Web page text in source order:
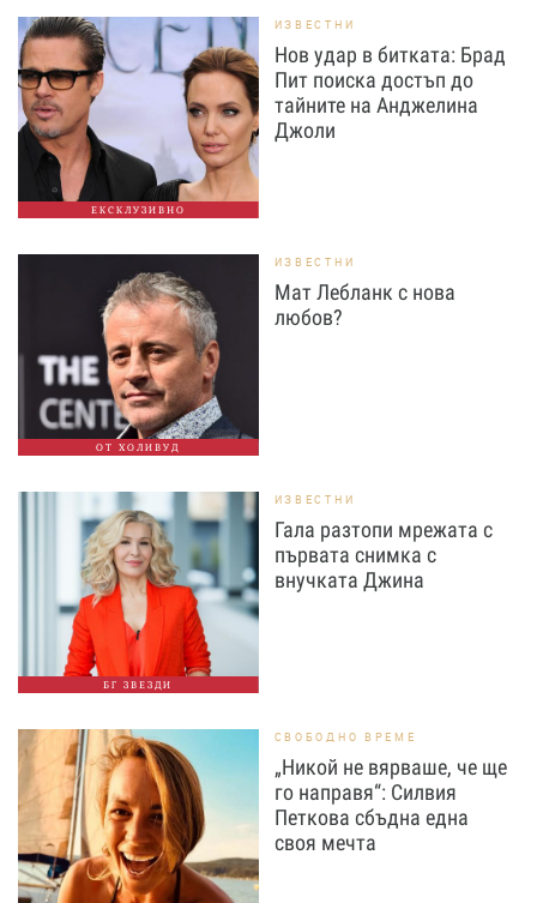
ЕКСКЛУЗИВНО
ИЗВЕСТНИ
Нов удар в битката: Брад
Пит поиска достъп до
тайните на Анджелина
Джоли
ОТ ХОЛИВУД
ИЗВЕСТНИ
Мат Лебланк с нова
любов?
БГ ЗВЕЗДИ
ИЗВЕСТНИ
Гала разтопи мрежата с
първата снимка с
внучката Джина
СВОБОДНО ВРЕМЕ
„Никой не вярваше, че ще
го направя“: Силвия
Петкова сбъдна една
своя мечта